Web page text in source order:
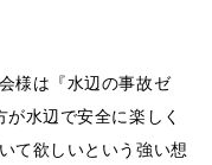
様は『水辺の事故ゼ
水辺で安全に楽しく
て欲しいという強い想